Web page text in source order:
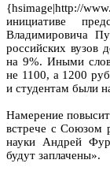
{hsimage|http://
инициативе
Владимировича
российских вузов
на 9%. Иными
не 1100, а 1200
и студентам были
Намерение
встрече с Союзом
науки Андрей
будут заплачены».